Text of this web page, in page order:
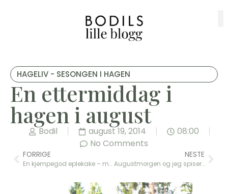
HAGELIV - SESONGEN I HAGEN
En ettermiddag i
hagen i august
Bodil august 19, 2014
08:00
No Comments
FORRIGE
En kjempegod eplekake – med nøtter, kokos og epler
NESTE
Augustmorgen og jeg spiser firkorngrøt